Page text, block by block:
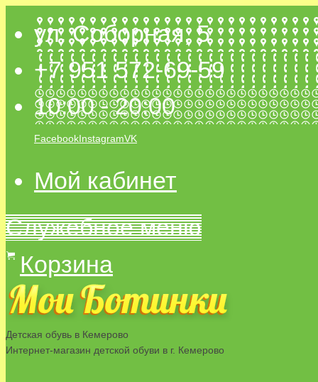
ул. Соборная, 5
+7 951 572-69-59
10:00 - 20:00
FacebookInstagramVK
Мой кабинет
Служебное меню
Корзина
Детская обувь в Кемерово
Интернет-магазин детской обуви в г. Кемерово